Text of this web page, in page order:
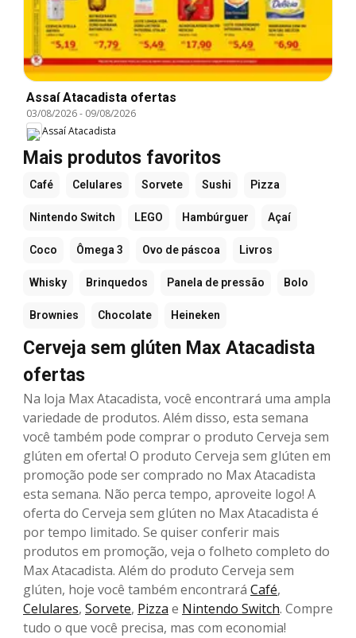
Assaí Atacadista ofertas
03/08/2026- 09/08/2026
Assaí Atacadista
Mais produtos favoritos
Café Celulares Sorvete Sushi Pizza
Nintendo Switch LEGO Hambúrguer Açaí
Coco Ômega 3 Ovo de páscoa Livros
Whisky Brinquedos Panela de pressão Bolo
Brownies Chocolate Heineken
Cerveja sem glúten Max Atacadista
ofertas
Na loja Max Atacadista, você encontrará uma ampla
variedade de produtos. Além disso, esta semana
você também pode comprar o produto Cerveja sem
glúten em oferta! O produto Cerveja sem glúten em
promoção pode ser comprado no Max Atacadista
esta semana. Não perca tempo, aproveite logo! A
oferta do Cerveja sem glúten no Max Atacadista é
por tempo limitado. Se quiser conferir mais
produtos em promoção, veja o folheto completo do
Max Atacadista. Além do produto Cerveja sem
glúten, hoje você também encontrará Café,
Celulares, Sorvete, Pizza e Nintendo Switch. Compre
tudo o que você precisa, mas com economia!